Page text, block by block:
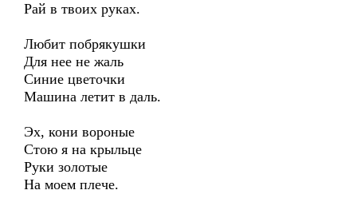
Рай в твоих руках.
Любит побрякушки
Для нее не жаль
Синие цветочки
Машина летит в даль.
Эх, кони вороные
Стою я на крыльце
Руки золотые
На моем плече.